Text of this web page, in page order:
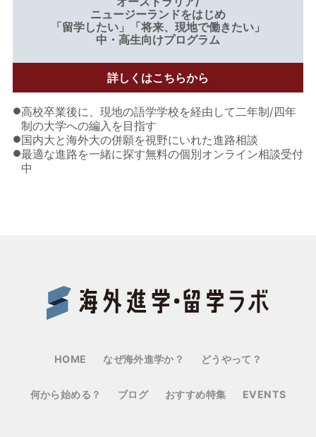
ニュージーランドをはじめ
「留学したい」「将来、現地で働きたい」
中・高生向けプログラム
詳しくはこちらから
●高校卒業後に、現地の語学学校を経由して二年制/四年
制の大学への編入を目指す
●国内大と海外大の併願を視野にいれた進路相談
●最適な進路を一緒に探す無料の個別オンライン相談受付
中
HOME なぜ海外進学か？ どうやって？
何から始める？ ブログ おすすめ特集 EVENTS